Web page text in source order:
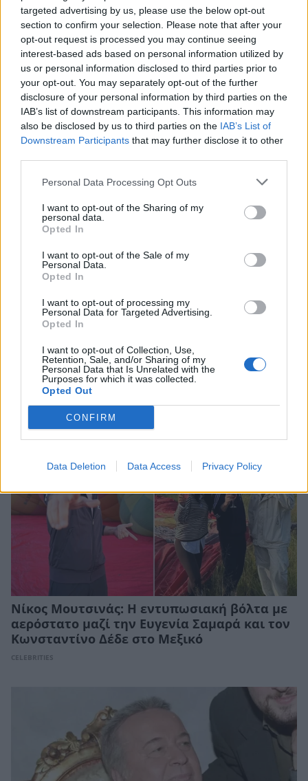
targeted advertising by us, please use the below opt-out
section to confirm your selection. Please note that after your
opt-out request is processed you may continue seeing
interest-based ads based on personal information utilized by
us or personal information disclosed to third parties prior to
your opt-out. You may separately opt-out of the further
disclosure of your personal information by third parties on the
IAB’s list of downstream participants. This information may
also be disclosed by us to third parties on the IAB’s List of
Downstream Participants that may further disclose it to other
Personal Data Processing Opt Outs
I want to opt-out of the Sharing of my
personal data.
Opted In
I want to opt-out of the Sale of my
Personal Data.
Opted In
I want to opt-out of processing my
Personal Data for Targeted Advertising.
Opted In
I want to opt-out of Collection, Use,
Retention, Sale, and/or Sharing of my
Personal Data that Is Unrelated with the
Purposes for which it was collected.
Opted Out
CONFIRM
Data Deletion Data Access Privacy Policy
Αλέξης Γεωργούλης: Η καλοκαιρινή
φωτογραφία δίπλα στο κύμα και το γεμάτο
νόημα μήνυμα – «Αυτές οι μικρές
αποδράσεις γεμίζουν μια ζωή»
Κατερίνα Καινούργιου: Το τρυφερό
στιγμιότυπο με την κόρη της στην Πάρο
CELEBRITIES
Νίκος Μουτσινάς: Η εντυπωσιακή βόλτα με
αερόστατο μαζί την Ευγενία Σαμαρά και τον
Κωνσταντίνο Δέδε στο Μεξικό
CELEBRITIES